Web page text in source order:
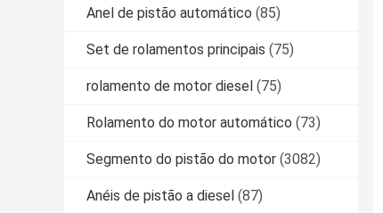
Anel de pistão automático (85)
Set de rolamentos principais (75)
rolamento de motor diesel (75)
Rolamento do motor automático (73)
Segmento do pistão do motor (3082)
Anéis de pistão a diesel (87)